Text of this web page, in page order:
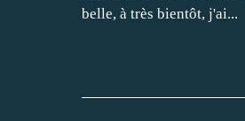
belle, à très bientôt, j'ai...